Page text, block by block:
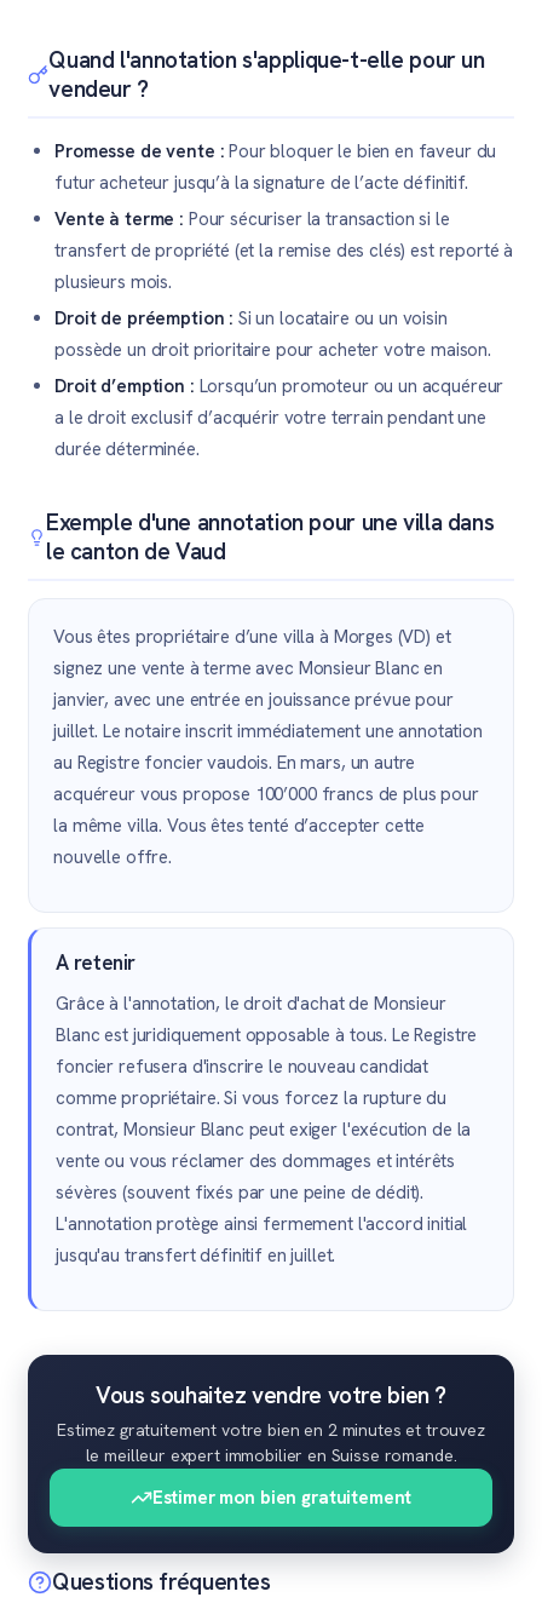
Quand l'annotation s'applique-t-elle pour un
vendeur ?
Promesse de vente : Pour bloquer le bien en faveur du
futur acheteur jusqu’à la signature de l’acte définitif.
Vente à terme : Pour sécuriser la transaction si le
transfert de propriété (et la remise des clés) est reporté à
plusieurs mois.
Droit de préemption : Si un locataire ou un voisin
possède un droit prioritaire pour acheter votre maison.
Droit d’emption : Lorsqu’un promoteur ou un acquéreur
a le droit exclusif d’acquérir votre terrain pendant une
durée déterminée.
Exemple d'une annotation pour une villa dans
le canton de Vaud
Vous êtes propriétaire d’une villa à Morges (VD) et
signez une vente à terme avec Monsieur Blanc en
janvier, avec une entrée en jouissance prévue pour
juillet. Le notaire inscrit immédiatement une annotation
au Registre foncier vaudois. En mars, un autre
acquéreur vous propose 100’000 francs de plus pour
la même villa. Vous êtes tenté d’accepter cette
nouvelle offre.
A retenir
Grâce à l'annotation, le droit d'achat de Monsieur
Blanc est juridiquement opposable à tous. Le Registre
foncier refusera d'inscrire le nouveau candidat
comme propriétaire. Si vous forcez la rupture du
contrat, Monsieur Blanc peut exiger l'exécution de la
vente ou vous réclamer des dommages et intérêts
sévères (souvent fixés par une peine de dédit).
L'annotation protège ainsi fermement l'accord initial
jusqu'au transfert définitif en juillet.
Vous souhaitez vendre votre bien ?
Estimez gratuitement votre bien en 2 minutes et trouvez
le meilleur expert immobilier en Suisse romande.
Estimer mon bien gratuitement
Questions fréquentes